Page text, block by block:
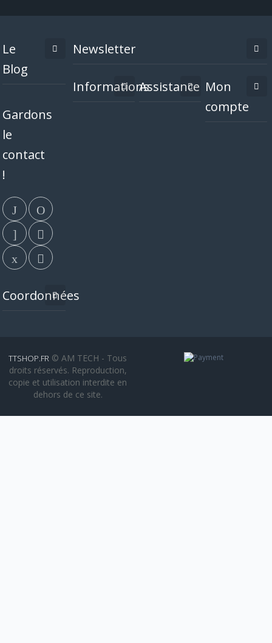
Le
Blog
Gardons
le
contact
!
Coordonnées
Newsletter
InformationsAssistance Mon
compte
TTSHOP.FR © AM TECH - Tous
droits réservés. Reproduction,
copie et utilisation interdite en
dehors de ce site.